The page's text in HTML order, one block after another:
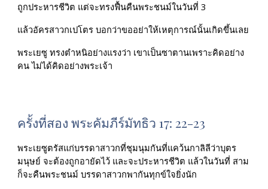
ถูกประหารชีวิต แต่จะทรงฟื้นคืนพระชนม์ในวันที่ 3
แล้วอัครสาวกเปโตร บอกว่าขออย่าให้เหตุการณ์นั้นเกิดขึ้นเลย
พระเยซู ทรงตำหนิอย่างแรงว่า เขาเป็นซาตานเพราะคิดอย่าง
คน ไม่ได้คิดอย่างพระเจ้า
ครั้งที่สอง พระคัมภีร์มัทธิว 17: 22-23
พระเยซูตรัสแก่บรรดาสาวกที่ชุมนุมกันที่แคว้นกาลิลีว่าบุตร
มนุษย์ จะต้องถูกอายัดไว้ และจะประหารชีวิต แล้วในวันที่ สาม
ก็จะคืนพระชนม์ บรรดาสาวกพากันทุกข์ใจยิ่งนัก